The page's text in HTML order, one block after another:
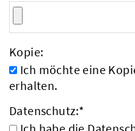
Kopie:
Ich möchte eine
erhalten.
Datenschutz:*